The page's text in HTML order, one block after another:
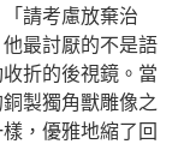
請考慮放棄治
最討厭的不是語
折的後視鏡。當
製獨角獸雕像之
，優雅地縮了回